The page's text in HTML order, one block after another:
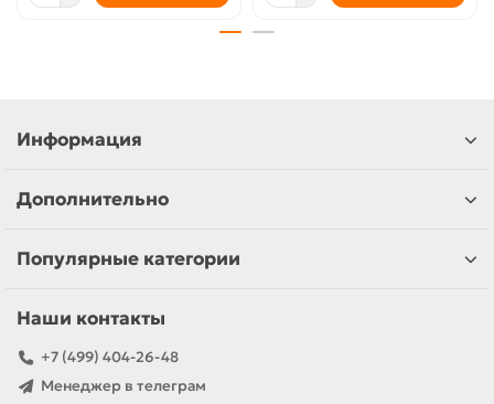
Информация
Дополнительно
Популярные категории
Наши контакты
+7 (499) 404-26-48
Менеджер в телеграм